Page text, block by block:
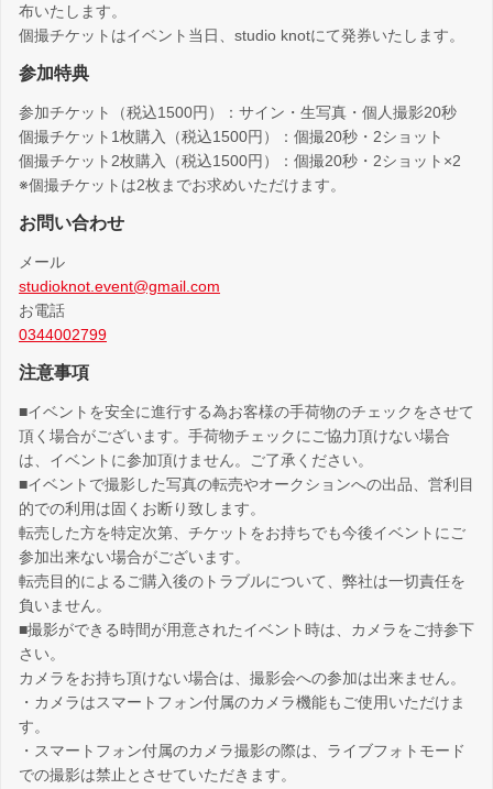
布いたします。
個撮チケットはイベント当日、studio knotにて発券いたします。
参加特典
参加チケット（税込1500円）：サイン・生写真・個人撮影20秒
個撮チケット1枚購入（税込1500円）：個撮20秒・2ショット
個撮チケット2枚購入（税込1500円）：個撮20秒・2ショット×2
※個撮チケットは2枚までお求めいただけます。
お問い合わせ
メール
studioknot.event@gmail.com
お電話
0344002799
注意事項
■イベントを安全に進行する為お客様の手荷物のチェックをさせて
頂く場合がございます。手荷物チェックにご協力頂けない場合
は、イベントに参加頂けません。ご了承ください。
■イベントで撮影した写真の転売やオークションへの出品、営利目
的での利用は固くお断り致します。
転売した方を特定次第、チケットをお持ちでも今後イベントにご
参加出来ない場合がございます。
転売目的によるご購入後のトラブルについて、弊社は一切責任を
負いません。
■撮影ができる時間が用意されたイベント時は、カメラをご持参下
さい。
カメラをお持ち頂けない場合は、撮影会への参加は出来ません。
・カメラはスマートフォン付属のカメラ機能もご使用いただけま
す。
・スマートフォン付属のカメラ撮影の際は、ライブフォトモード
での撮影は禁止とさせていただきます。